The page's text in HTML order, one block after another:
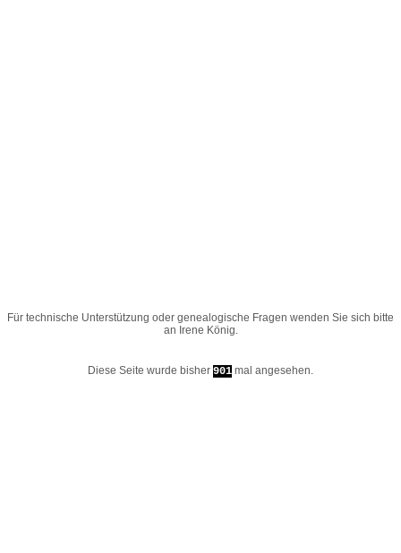
Für technische Unterstützung oder genealogische Fragen wenden Sie sich bitte
an Irene König.
Diese Seite wurde bisher 901 mal angesehen.